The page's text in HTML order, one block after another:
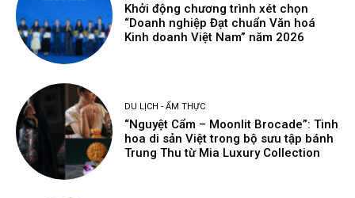
Khởi động chương trình xét chọn
“Doanh nghiệp Đạt chuẩn Văn hoá
Kinh doanh Việt Nam” năm 2026
DU LỊCH - ẨM THỰC
“Nguyệt Cẩm – Moonlit Brocade”: Tinh
hoa di sản Việt trong bộ sưu tập bánh
Trung Thu từ Mia Luxury Collection